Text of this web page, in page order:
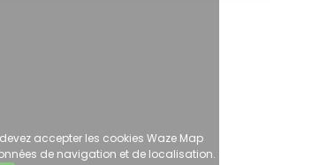
accepter les cookies Waze Map
de navigation et de localisation.